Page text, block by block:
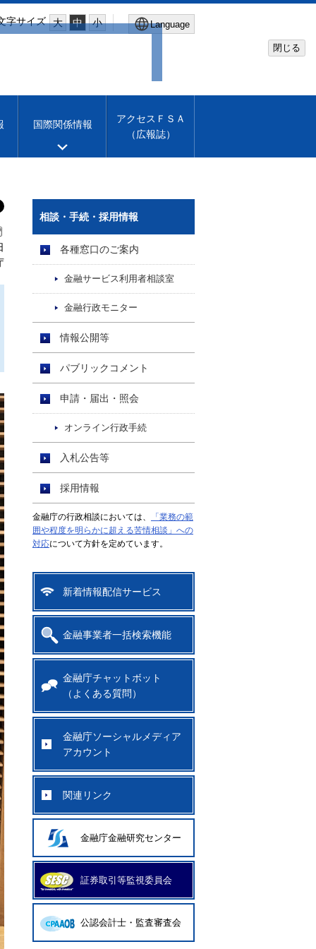
字サイズ 大 中 小 Language
Machine translation
閉じる
国際関係情報
アクセスＦＳＡ
（広報誌）
相談・手続・採用情報
各種窓口のご案内
金融サービス利用者相談室
金融行政モニター
情報公開等
パブリックコメント
申請・届出・照会
オンライン行政手続
入札公告等
採用情報
金融庁の行政相談においては、
「業務の範
囲や程度を明らかに超える苦情相談」への
対応について方針を定めています。
新着情報配信サービス
金融事業者一括検索機能
金融庁チャットボット
（よくある質問）
金融庁ソーシャルメディア
アカウント
関連リンク
金融庁金融研究センター
証券取引等監視委員会
公認会計士・監査審査会